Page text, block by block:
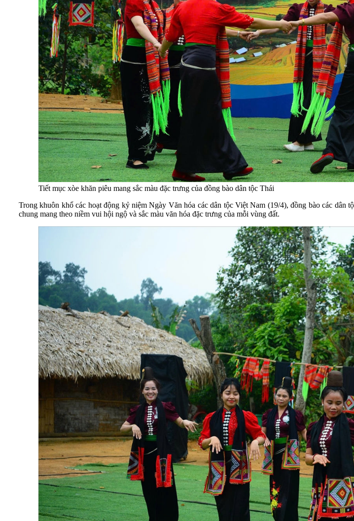
Tiết mục xòe khăn piêu mang sắc màu đặc trưng của đồng bào dân tộc Thái
Trong khuôn khổ các hoạt động kỷ niệm Ngày Văn hóa các dân tộc Việt Nam (19/4), đồng bào các
chung mang theo niềm vui hội ngộ và sắc màu văn hóa đặc trưng của mỗi vùng đất.